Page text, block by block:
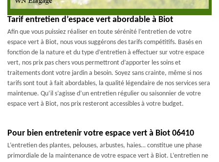
Tarif entretien d’espace vert abordable à Biot
Afin que vous puissiez réaliser en toute sérénité l’entretien de votre
espace vert à Biot, nous vous suggérons des tarifs compétitifs. Basés en
fonction de la nature et du type d’entretien à effectuer sur votre espace
vert, nos prix pas chers vous permettront d’apporter les soins et
traitements dont votre jardin a besoin. Soyez sans crainte, même si nos
tarifs sont tout à fait abordables, la qualité légendaire de nos services sera
maintenue. Qu’il s’agisse d’un entretien régulier ou saisonnier de votre
espace vert à Biot, nos prix resteront accessibles à votre budget.
Pour bien entretenir votre espace vert à Biot 06410
L’entretien des plantes, pelouses, arbustes, haies… constitue une phase
primordiale de la maintenance de votre espace vert à Biot. L’entretien ne